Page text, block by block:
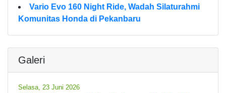
Vario Evo 160 Night Ride, Wadah Silaturahmi
Komunitas Honda di Pekanbaru
Galeri
Selasa, 23 Juni 2026